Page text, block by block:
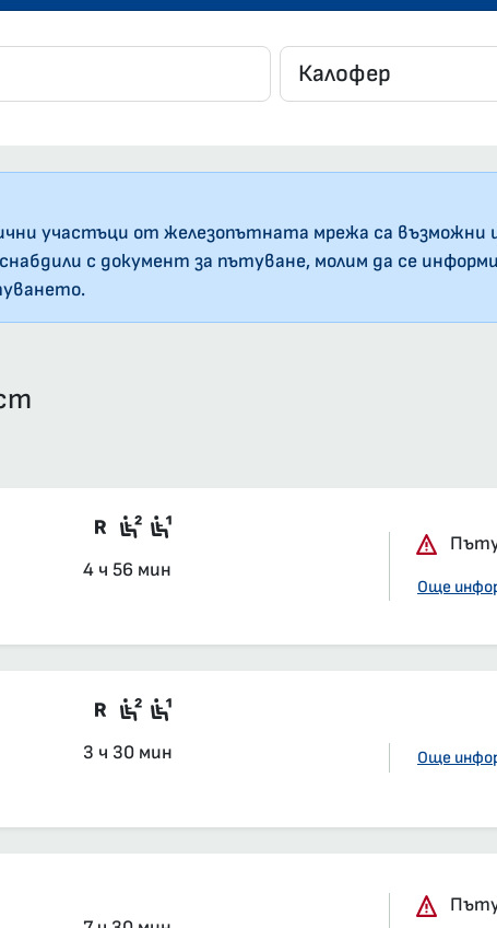
участъци от железопътната мрежа са възможни
с документ за пътуване, молим да се
Във влака има вагони със
Седящи места, 2-ра класа, купе
Седящи места, 1-ва класа,
4 ч 56 мин
Още
Във влака има вагони със
Седящи места, 2-ра класа, салон
3 ч 30 мин Още